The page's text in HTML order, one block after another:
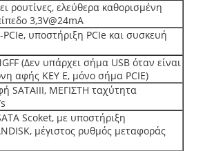
ρουτίνες, ελεύθερα καθορισμένη
3,3V@24mA
υποστήριξη PCIe και συσκευή
(Δεν υπάρχει σήμα USB όταν είναι
αφής KEY E, μόνο σήμα PCIE)
SATAIII, ΜΕΓΙΣΤΗ ταχύτητα
Scoket, με υποστήριξη
μέγιστος ρυθμός μεταφοράς